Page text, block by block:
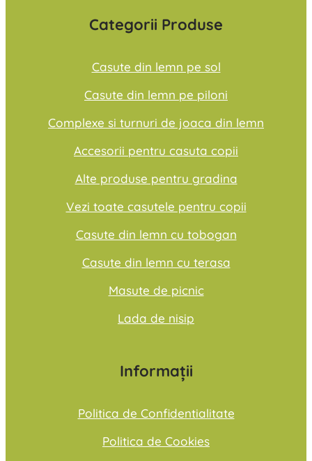
Categorii Produse
Casute din lemn pe sol
Casute din lemn pe piloni
Complexe si turnuri de joaca din lemn
Accesorii pentru casuta copii
Alte produse pentru gradina
Vezi toate casutele pentru copii
Casute din lemn cu tobogan
Casute din lemn cu terasa
Masute de picnic
Lada de nisip
Informații
Politica de Confidentialitate
Politica de Cookies